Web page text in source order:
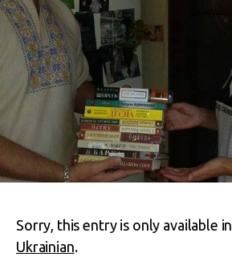
Sorry, this entry is only available in
Ukrainian.